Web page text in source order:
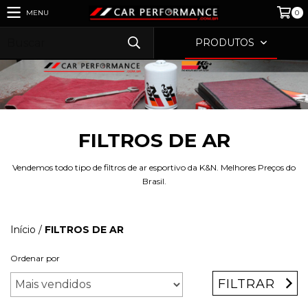
MENU 0
PRODUTOS
FILTROS DE AR
Vendemos todo tipo de filtros de ar esportivo da K&N. Melhores Preços do
Brasil.
Início / FILTROS DE AR
Ordenar por
FILTRAR